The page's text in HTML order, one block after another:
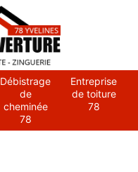
Débistrage
de
cheminée
78
Entreprise
de toiture
78